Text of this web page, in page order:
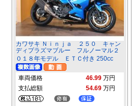
カワサキ Ｎｉｎｊａ ２５０ キャン
ディプラズマブルー フルノーマル２
０１８年モデル ＥＴＣ付き 250cc
車両価格 46.99 万円
支払総額
54.69 万円